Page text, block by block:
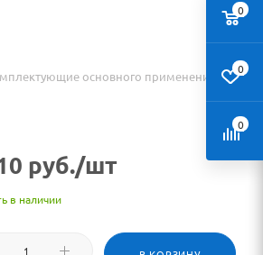
основного применения
руб./шт
в наличии
0
0
0